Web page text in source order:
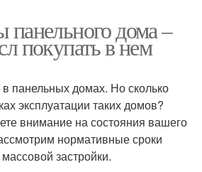
дома –
покупать в нем
панельных домах. Но сколько
эксплуатации таких домов?
внимание на состояния вашего
нормативные сроки
застройки.